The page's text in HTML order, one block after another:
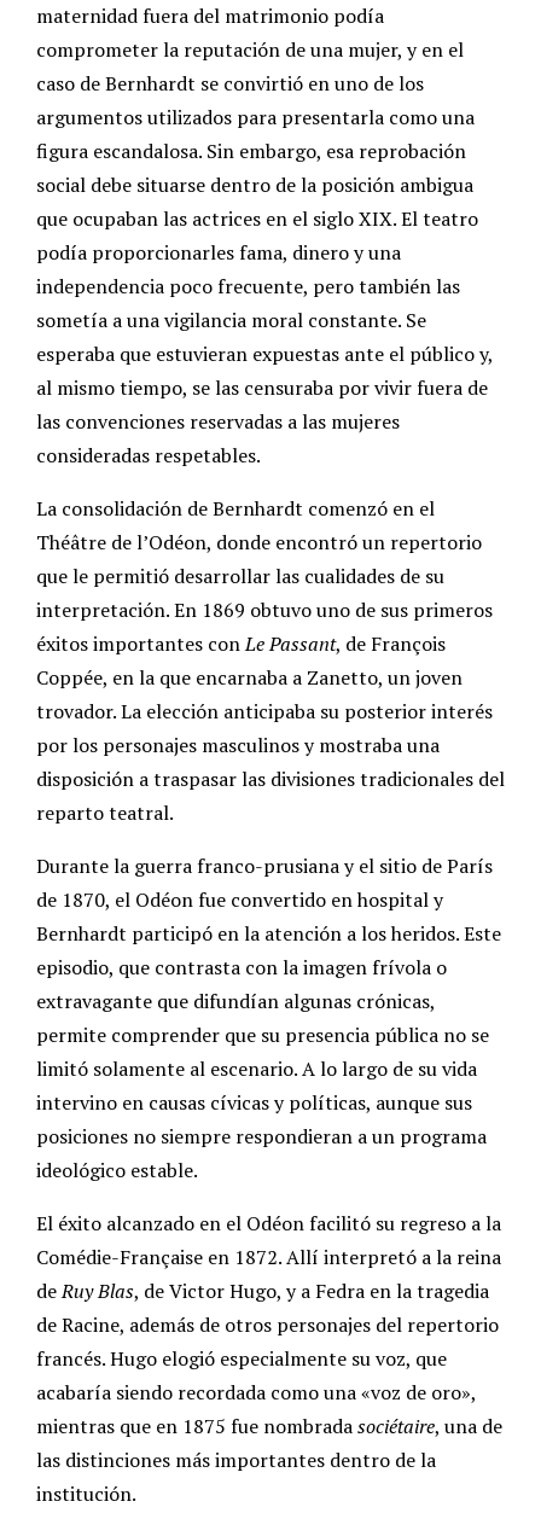
maternidad fuera del matrimonio podía
comprometer la reputación de una mujer, y en el
caso de Bernhardt se convirtió en uno de los
argumentos utilizados para presentarla como una
figura escandalosa. Sin embargo, esa reprobación
social debe situarse dentro de la posición ambigua
que ocupaban las actrices en el siglo XIX. El teatro
podía proporcionarles fama, dinero y una
independencia poco frecuente, pero también las
sometía a una vigilancia moral constante. Se
esperaba que estuvieran expuestas ante el público y,
al mismo tiempo, se las censuraba por vivir fuera de
las convenciones reservadas a las mujeres
consideradas respetables.
La consolidación de Bernhardt comenzó en el
Théâtre de l’Odéon, donde encontró un repertorio
que le permitió desarrollar las cualidades de su
interpretación. En 1869 obtuvo uno de sus primeros
éxitos importantes conLe Passant, de François
Coppée, en la que encarnaba a Zanetto, un joven
trovador. La elección anticipaba su posterior interés
por los personajes masculinos y mostraba una
disposición a traspasar las divisiones tradicionales del
reparto teatral.
Durante la guerra franco-prusiana y el sitio de París
de 1870, el Odéon fue convertido en hospital y
Bernhardt participó en la atención a los heridos. Este
episodio, que contrasta con la imagen frívola o
extravagante que difundían algunas crónicas,
permite comprender que su presencia pública no se
limitó solamente al escenario. A lo largo de su vida
intervino en causas cívicas y políticas, aunque sus
posiciones no siempre respondieran a un programa
ideológico estable.
El éxito alcanzado en el Odéon facilitó su regreso a la
Comédie-Française en 1872. Allí interpretó a la reina
deRuy Blas, de Victor Hugo, y a Fedra en la tragedia
de Racine, además de otros personajes del repertorio
francés. Hugo elogió especialmente su voz, que
acabaría siendo recordada como una «voz de oro»,
mientras que en 1875 fue nombradasociétaire, una de
las distinciones más importantes dentro de la
institución.